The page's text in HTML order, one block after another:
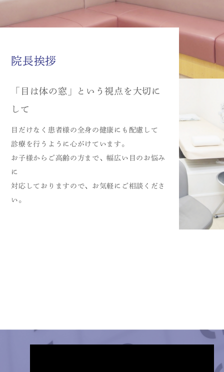
院長挨拶
「目は体の窓」という視点を 大切に
して
目だけなく患者様の全身の健康にも配慮して
診療を行うように心がけています。
お子様からご高齢の方まで、幅広い目のお悩み
に
対応しておりますので、お気軽にご相談くださ
い。